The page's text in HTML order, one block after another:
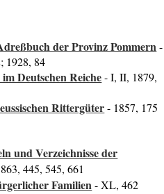
der Provinz Pommern-
1928, 84
Deutschen Reiche- I, II, 1879,
Rittergüter- 1857, 175
und Verzeichnisse der
445, 545, 661
Familien- XL, 462